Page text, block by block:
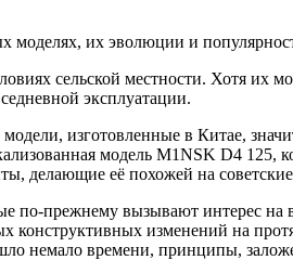
их эволюции и
сельской местности. Хотя их
эксплуатации.
изготовленные в Китае,
модель M1NSK D4 125,
делающие её похожей на
прежнему вызывают интерес на
конструктивных изменений на
немало времени, принципы,